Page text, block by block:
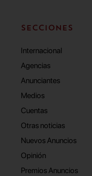
SECCIONES
Internacional
Agencias
Anunciantes
Medios
Cuentas
Otras noticias
Nuevos Anuncios
Opinión
Premios Anuncios